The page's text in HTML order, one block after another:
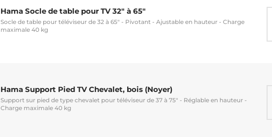
Hama Socle de table pour TV 32" à 65"
Socle de table pour téléviseur de 32 à 65" - Pivotant - Ajustable en hauteur - Charge
maximale 40 kg
Hama Support Pied TV Chevalet, bois (Noyer)
Support sur pied de type chevalet pour téléviseur de 37 à 75" - Réglable en hauteur -
Charge maximale 40 kg